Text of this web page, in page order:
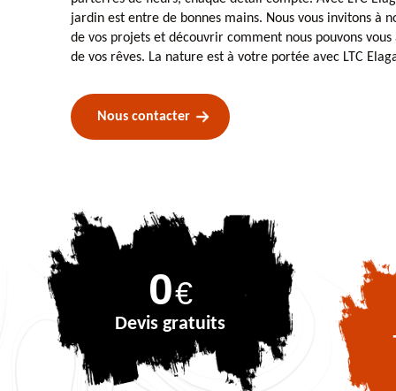
jardin est entre de bonnes mains. Nous vous invitons à
de vos projets et découvrir comment nous pouvons
de vos rêves. La nature est à votre portée avec LTC
Nous contacter
0€
Devis gratuits